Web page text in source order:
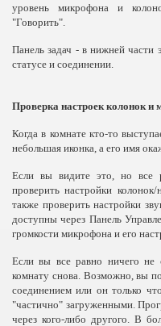
уровень микрофона и
"Говорить".
Панель задач - в нижней
статусе и соединении.
Проверка настроек колонок и
Когда в комнате кто-то
небольшая иконка, а его имя
Если вы видите это, но все
проверить настройки
также проверить настройки
доступны через Панель
громкости микрофона и его
Если вы все равно ничего
комнату снова. Возможно, вы
соединением или он только
"частично" загруженными.
через кого-либо другого. В